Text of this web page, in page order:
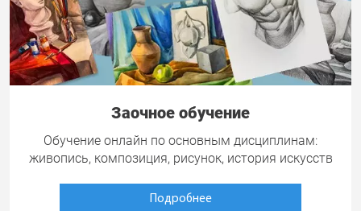
Заочное обучение
Обучение онлайн по основным дисциплинам:
живопись, композиция, рисунок, история искусств
Подробнее